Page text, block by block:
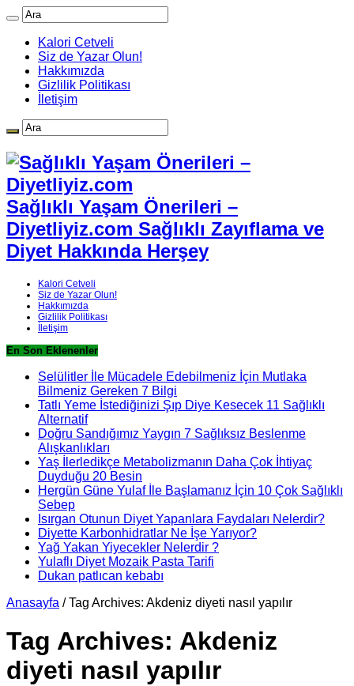
Kalori Cetveli
Siz de Yazar Olun!
Hakkımızda
Gizlilik Politikası
İletişim
Sağlıklı Yaşam Önerileri –
Diyetliyiz.com Sağlıklı Zayıflama ve
Diyet Hakkında Herşey
Kalori Cetveli
Siz de Yazar Olun!
Hakkımızda
Gizlilik Politikası
İletişim
En Son Eklenenler
Selülitler İle Mücadele Edebilmeniz İçin Mutlaka
Bilmeniz Gereken 7 Bilgi
Tatlı Yeme İstediğinizi Şıp Diye Kesecek 11 Sağlıklı
Alternatif
Doğru Sandığımız Yaygın 7 Sağlıksız Beslenme
Alışkanlıkları
Yaş İlerledikçe Metabolizmanın Daha Çok İhtiyaç
Duyduğu 20 Besin
Hergün Güne Yulaf İle Başlamanız İçin 10 Çok Sağlıklı
Sebep
Isırgan Otunun Diyet Yapanlara Faydaları Nelerdir?
Diyette Karbonhidratlar Ne İşe Yarıyor?
Yağ Yakan Yiyecekler Nelerdir ?
Yulaflı Diyet Mozaik Pasta Tarifi
Dukan patlıcan kebabı
Anasayfa / Tag Archives: Akdeniz diyeti nasıl yapılır
Tag Archives: Akdeniz
diyeti nasıl yapılır